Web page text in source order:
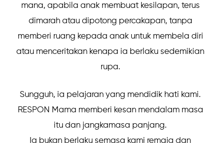
mana, apabila anak membuat kesilapan, terus
dimarah atau dipotong percakapan, tanpa
memberi ruang kepada anak untuk membela diri
atau menceritakan kenapa ia berlaku sedemikian
rupa.
Sungguh, ia pelajaran yang mendidik hati kami.
RESPON Mama memberi kesan mendalam masa
itu dan jangkamasa panjang.
Ia bukan berlaku semasa kami remaja dan